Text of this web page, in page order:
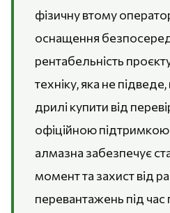
фізичну втому
оснащення
рентабельність
техніку, яка не
дрилі купити від
офіційною
алмазна забезпечує
момент та захист від
перевантажень під